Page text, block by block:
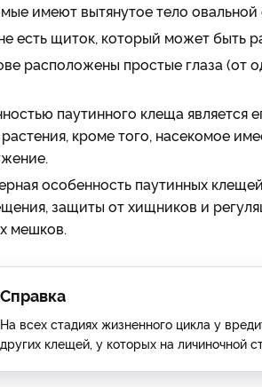
имеют вытянутое тело
есть щиток, который может быть
расположены простые глаза (от
паутинного клеща является
кроме того, насекомое
особенность паутинных
защиты от хищников и
мешков.
Справка
На всех стадиях жизненного цикла у
других клещей, у которых на личиночной